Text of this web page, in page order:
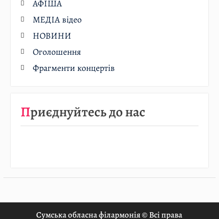
АФІША
МЕДІА відео
НОВИНИ
Оголошення
Фрагменти концертів
Приєднуйтесь до нас
Сумська обласна філармонія © Всі права